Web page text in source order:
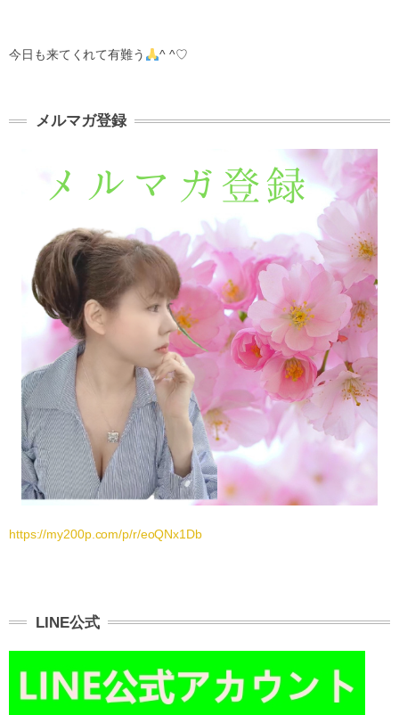
今日も来てくれて有難う ^ ^♡
メルマガ登録
https://my200p.com/p/r/eoQNx1Db
LINE公式